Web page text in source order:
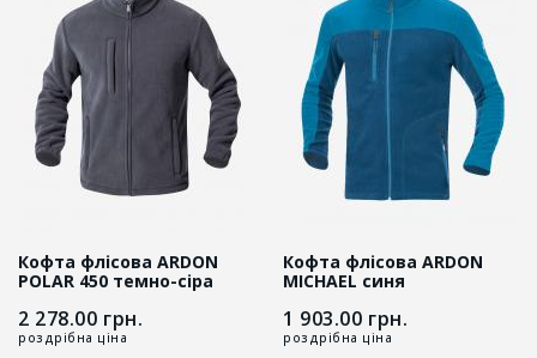
Кофта флісова ARDON
POLAR 450 темно-сіра
2 278.00 грн.
роздрібна ціна
Кофта флісова ARDON
MICHAEL синя
1 903.00 грн.
роздрібна ціна